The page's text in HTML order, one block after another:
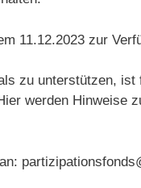
11.12.2023 zur
zu unterstützen,
werden Hinweise